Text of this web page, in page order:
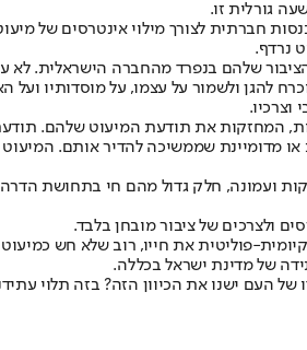
גורלית זו.
חברתית לצורך מילוי אינטרסים
נרדף.
שלהם בנפרד מהחברה הישראלית. לא
להגן ולשמור על עצמו, על מוסדותיו ועל
וצרכיו.
המחזקות את תודעת המיעוט שלהם.
שממשיכה להדיר אותם. המיעוט
ועמונה, חלק גדול מהם חי בתחושת
ולצרכים של ציבור מובחן בלבד.
פוליטית את חייו, רוב שלא חש
של מדינת ישראל בכללה.
העם ישנו את הכיוון הזה? בזה תלוי